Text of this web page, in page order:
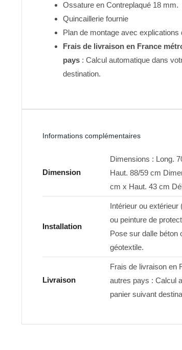
Ossature en Contreplaqué 18 mm.
Quincaillerie fournie
Plan de montage avec explications
Frais de livraison en France
pays : Calcul automatique dans
destination.
Informations complémentaires
Dimension
Dimensions : Long.
Haut. 88/59 cm
cm x Haut. 43 cm
Installation
Intérieur ou extérieur
ou peinture de
Pose sur dalle béton
géotextile.
Livraison
Frais de livraison en
autres pays : Calcul
panier suivant